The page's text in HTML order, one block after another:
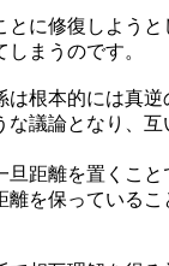
とに修復しよう
しまうのです。
は根本的には真
な議論となり、
旦距離を置くこと
離を保っている